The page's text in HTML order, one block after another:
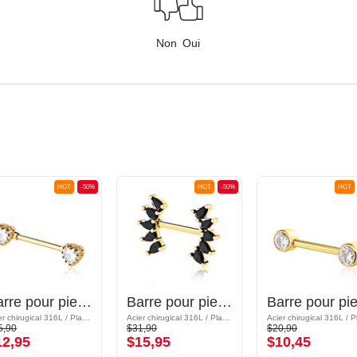
Non Oui
-50%
HOT
Barre pour piercing téton avec motif coeur
-50%
HOT
Barre pour piercing téton avec pierres en cristal
$31,90
$15,95
HOT
$20,90
$10,45